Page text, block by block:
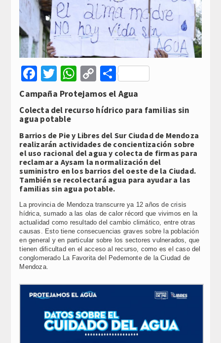
Facebook
Twitter
WhatsApp
Copy
Link
Compartir
Campaña Protejamos el Agua
Colecta del recurso hídrico para familias sin
agua potable
Barrios de Pie y Libres del Sur Ciudad de Mendoza
realizarán actividades de concientización sobre
el uso racional del agua y colecta de firmas para
reclamar a Aysam la normalización del
suministro en los barrios del oeste de la Ciudad.
También se recolectará agua para ayudar a las
familias sin agua potable.
La provincia de Mendoza transcurre ya 12 años de crisis
hídrica, sumado a las olas de calor récord que vivimos en la
actualidad como resultado del cambio climático, entre otras
causas. Esto tiene consecuencias graves sobre la población
en general y en particular sobre los sectores vulnerados, que
tienen dificultad en el acceso al recurso, como es el caso del
conglomerado La Favorita del Pedemonte de la Ciudad de
Mendoza.